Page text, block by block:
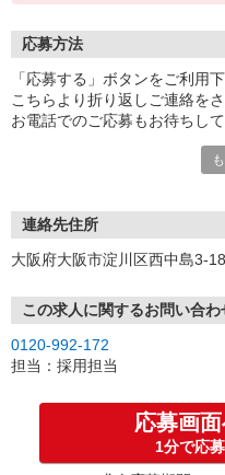
応募方法
「応募する」ボタンをご利用下
こちらより折り返しご連絡をさ
お電話でのご応募もお待ちして
※現地での面談対応も可能です
連絡先住所
大阪府大阪市淀川区西中島3-
この求人に関するお問い合わ
0120-992-172
担当：採用担当
応募画
1分で応